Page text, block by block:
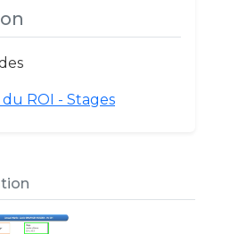
ROI - Stages